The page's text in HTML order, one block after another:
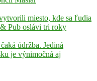
miesto, kde sa ľudia
Pub oslávi tri roky
údržba. Jediná
je výnimočná aj